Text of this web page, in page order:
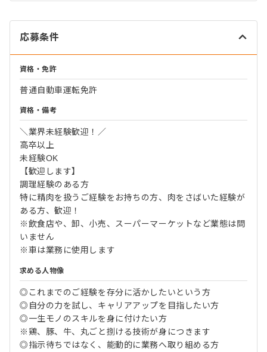
応募条件
資格・免許
普通自動車運転免許
資格・備考
＼業界未経験歓迎！／
高卒以上
未経験OK
【歓迎します】
調理経験のある方
特に精肉を扱うご経験をお持ちの方、肉をさばいた経験が
ある方、歓迎！
※飲食店や、卸、小売、スーパーマーケットなど業態は問
いません
※車は業務に使用します
求める人物像
◎これまでのご経験を存分に活かしたいという方
◎自分の力を試し、キャリアアップを目指したい方
◎一生モノのスキルを身に付けたい方
※鶏、豚、牛、丸ごと捌ける技術が身につきます
◎指示待ちではなく、能動的に業務へ取り組める方